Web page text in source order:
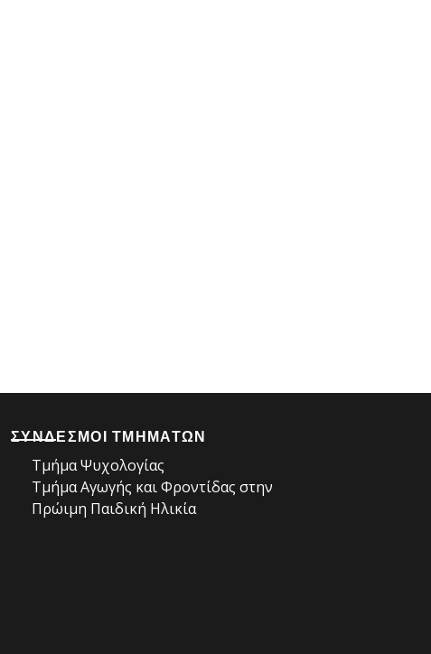
ΣΥΝΔΕΣΜΟΙ ΤΜΗΜΑΤΩΝ
Τμήμα Ψυχολογίας
Τμήμα Αγωγής και Φροντίδας στην
Πρώιμη Παιδική Ηλικία